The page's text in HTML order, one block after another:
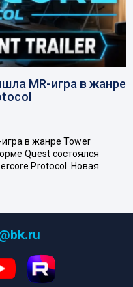
MR-игра в жанре
в жанре Tower
Quest состоялся
Protocol. Новая…